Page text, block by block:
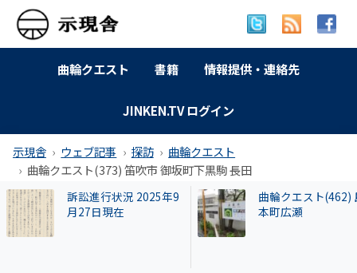
曲輪クエスト 書籍 情報提供・連絡先
JINKEN.TV ログイン
示現舎 ウェブ記事 探訪
曲輪クエスト
曲輪クエスト(373) 笛吹市 御坂町下黒駒 長田
曲輪クエスト(462) 島
本町広瀬
【和牛投資トラブ
和歌山県議を信奉